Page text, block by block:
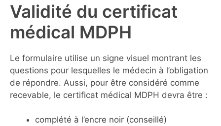
Validité du certificat
médical MDPH
Le formulaire utilise un signe visuel montrant les
questions pour lesquelles le médecin à l’obligation
de répondre. Aussi, pour être considéré comme
recevable, le certificat médical MDPH devra être :
complété à l’encre noir (conseillé)